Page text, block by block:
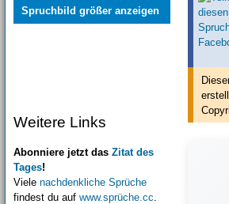
Spruchbild größer anzeigen
Weitere Links
Abonniere jetzt das Zitat des
Tages!
Viele nachdenkliche Sprüche
findest du auf www.sprüche.cc